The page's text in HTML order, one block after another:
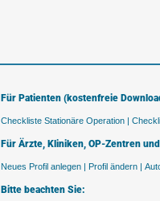
Für Patienten (kostenfreie
Checkliste Stationäre Operation |
Für Ärzte, Kliniken, OP-Zentren
Neues Profil anlegen | Profil ändern |
Bitte beachten Sie: